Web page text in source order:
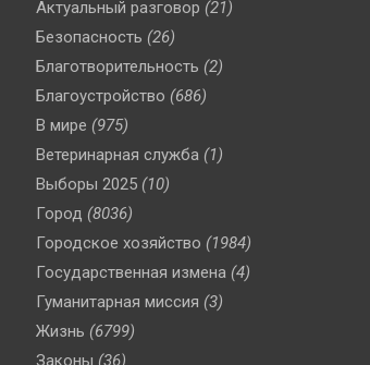
Актуальный разговор (21)
Безопасность (26)
Благотворительность (2)
Благоустройство (686)
В мире (975)
Ветеринарная служба (1)
Выборы 2025 (10)
Город (8036)
Городское хозяйство (1984)
Государственная измена (4)
Гуманитарная миссия (3)
Жизнь (6799)
Законы (36)